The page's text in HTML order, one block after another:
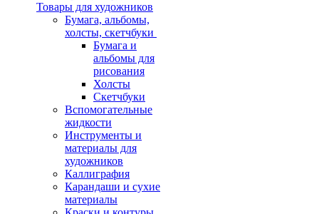
Товары для художников
Бумага, альбомы,
холсты, скетчбуки
Бумага и
альбомы для
рисования
Холсты
Скетчбуки
Вспомогательные
жидкости
Инструменты и
материалы для
художников
Каллиграфия
Карандаши и сухие
материалы